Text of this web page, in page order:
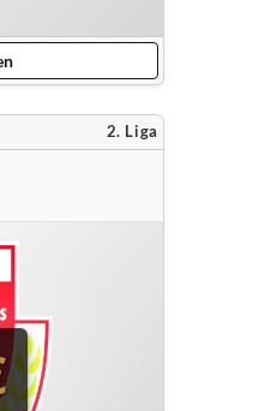
2. Liga